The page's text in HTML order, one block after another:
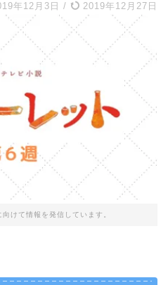
年12月3日 / 2019年12月27日
けて情報を発信しています。